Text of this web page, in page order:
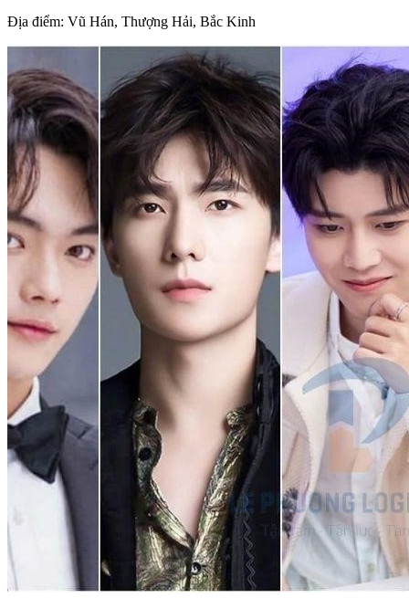
Địa điểm: Vũ Hán, Thượng Hải, Bắc Kinh